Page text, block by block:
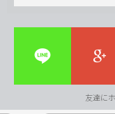
友達に